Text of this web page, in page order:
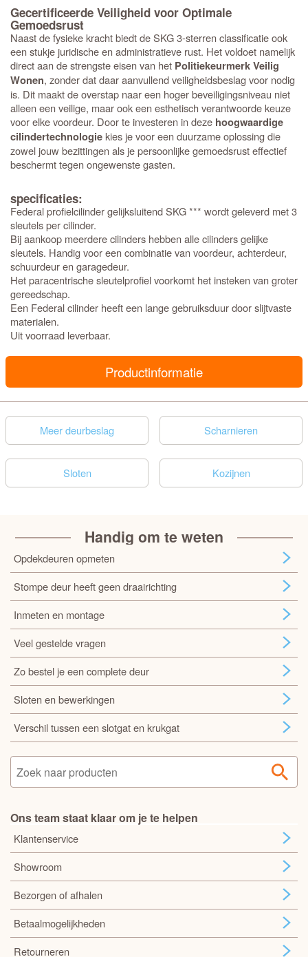
Gecertificeerde Veiligheid voor Optimale
Gemoedsrust
Naast de fysieke kracht biedt de SKG 3-sterren classificatie ook
een stukje juridische en administratieve rust. Het voldoet namelijk
direct aan de strengste eisen van het Politiekeurmerk Veilig
Wonen, zonder dat daar aanvullend veiligheidsbeslag voor nodig
is. Dit maakt de overstap naar een hoger beveiligingsniveau niet
alleen een veilige, maar ook een esthetisch verantwoorde keuze
voor elke voordeur. Door te investeren in deze hoogwaardige
cilindertechnologiekies je voor een duurzame oplossing die
zowel jouw bezittingen als je persoonlijke gemoedsrust effectief
beschermt tegen ongewenste gasten.
specificaties:
Federal profielcilinder gelijksluitend SKG *** wordt geleverd met 3
sleutels per cilinder.
Bij aankoop meerdere cilinders hebben alle cilinders gelijke
sleutels. Handig voor een combinatie van voordeur, achterdeur,
schuurdeur en garagedeur.
Het paracentrische sleutelprofiel voorkomt het insteken van groter
gereedschap.
Een Federal cilinder heeft een lange gebruiksduur door slijtvaste
materialen.
Uit voorraad leverbaar.
Productinformatie
Meer deurbeslag Scharnieren
Sloten Kozijnen
Handig om te weten
Opdekdeuren opmeten
Stompe deur heeft geen draairichting
Inmeten en montage
Veel gestelde vragen
Zo bestel je een complete deur
Sloten en bewerkingen
Verschil tussen een slotgat en krukgat
Ons team staat klaar om je te helpen
Klantenservice
Showroom
Bezorgen of afhalen
Betaalmogelijkheden
Retourneren